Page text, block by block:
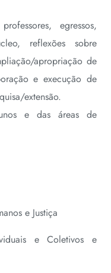
egressos,
reflexões sobre
apropriação de
e execução de
extensão.
e das áreas de
e Justiça
e Coletivos e